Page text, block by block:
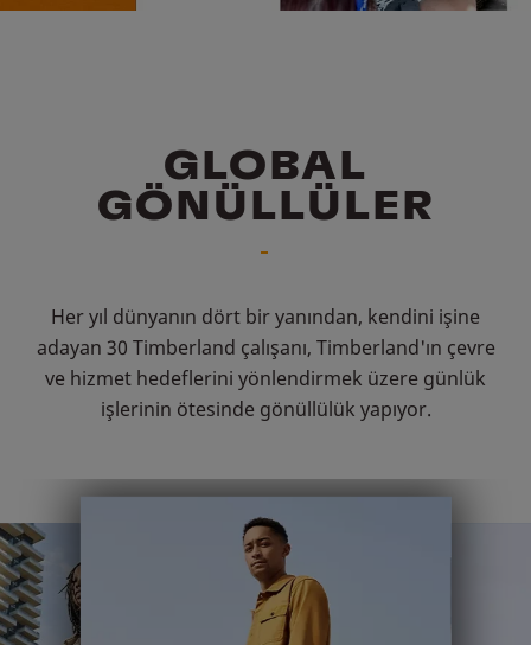
GLOBAL
GÖNÜLLÜLER
Her yıl dünyanın dört bir yanından, kendini işine
adayan 30 Timberland çalışanı, Timberland'ın çevre
ve hizmet hedeflerini yönlendirmek üzere günlük
işlerinin ötesinde gönüllülük yapıyor.